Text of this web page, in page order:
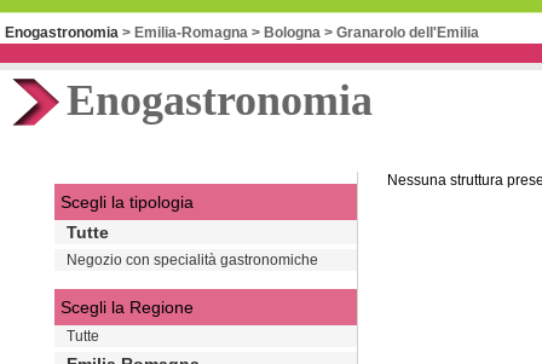
Enogastronomia > Emilia-Romagna > Bologna > Granarolo dell'Emilia
Enogastronomia
Nessuna struttura
Scegli la tipologia
Tutte
Negozio con specialità gastronomiche
Scegli la Regione
Tutte